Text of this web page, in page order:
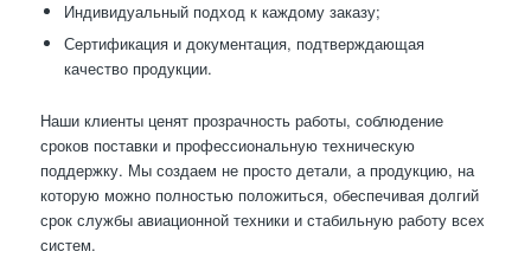
Индивидуальный подход к каждому заказу;
Сертификация и документация, подтверждающая
качество продукции.
Наши клиенты ценят прозрачность работы, соблюдение
сроков поставки и профессиональную техническую
поддержку. Мы создаем не просто детали, а продукцию, на
которую можно полностью положиться, обеспечивая долгий
срок службы авиационной техники и стабильную работу всех
систем.